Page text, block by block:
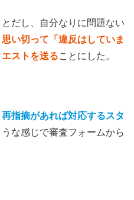
だし、自分なりに問題ない
思い切って「違反はしていま
ストを送ることにした。
再指摘があれば対応するスタ
うな感じで審査フォームから